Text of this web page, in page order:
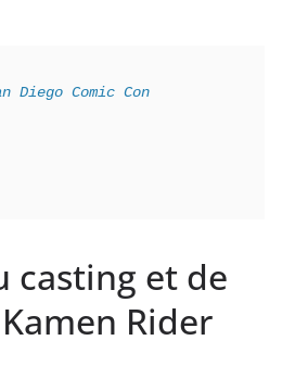
Diego Comic Con
casting et de
Rider